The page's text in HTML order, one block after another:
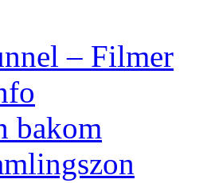
– Filmer
bakom